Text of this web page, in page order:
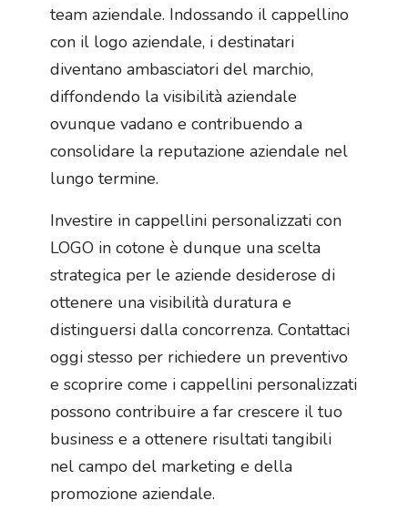
team aziendale. Indossando il cappellino
con il logo aziendale, i destinatari
diventano ambasciatori del marchio,
diffondendo la visibilità aziendale
ovunque vadano e contribuendo a
consolidare la reputazione aziendale nel
lungo termine.
Investire in cappellini personalizzati con
LOGO in cotone è dunque una scelta
strategica per le aziende desiderose di
ottenere una visibilità duratura e
distinguersi dalla concorrenza. Contattaci
oggi stesso per richiedere un preventivo
e scoprire come i cappellini personalizzati
possono contribuire a far crescere il tuo
business e a ottenere risultati tangibili
nel campo del marketing e della
promozione aziendale.